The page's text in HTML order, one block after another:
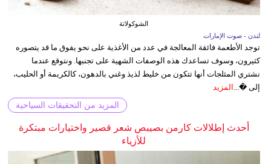
الشوكولاتة
لندن - صوت الإمارات
توجد الأطعمة فائقة المعالجة في عدد من الأغذية على نحو يفوق ما قد يتصوره
كثيرون، وسوف تساعدك هذه الوصفات الشهية على تجنبها. ونتوقع عندما
نشتري المثلجات أنها تتكون من خليط لذيذ وغني بالدهون، كالكريمة أو الحليب،
إلى �...
المزيد
المزيد من التحقيقات السياحية
أحدث إطلالات كارمن بصيبص شعر قصير واختيارات مبتكرة
للأزياء